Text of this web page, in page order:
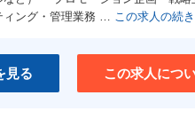
ィング・管理業務 … この求人の続
見る この求人につ